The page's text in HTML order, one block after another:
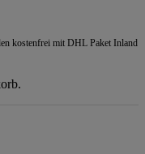
kostenfrei mit DHL Paket Inland